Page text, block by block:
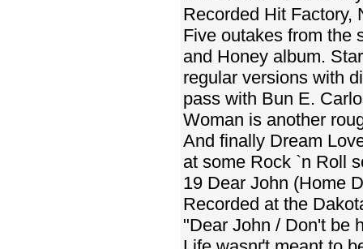
Recorded Hit Factory,
Five outakes from the
and Honey album.
regular versions with
pass with Bun E.
Woman is another
And finally Dream
at some Rock `n Roll
19 Dear John (Home
Recorded at the
"Dear John / Don't be